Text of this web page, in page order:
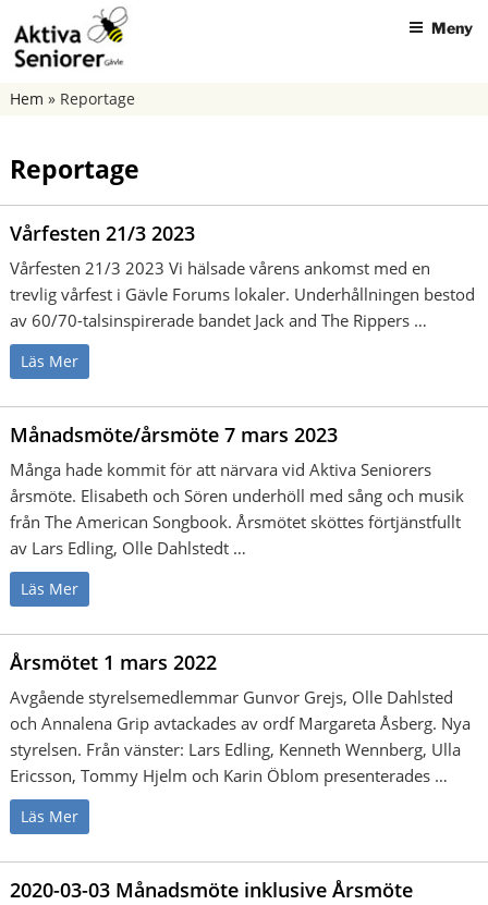
till
innehåll
AKTIVA SENIORER GÄVLE
Meny
Hem » Reportage
Reportage
Vårfesten 21/3 2023
Vårfesten 21/3 2023 Vi hälsade vårens ankomst med en
trevlig vårfest i Gävle Forums lokaler. Underhållningen bestod
av 60/70-talsinspirerade bandet Jack and The Rippers …
Läs Mer
Månadsmöte/årsmöte 7 mars 2023
Många hade kommit för att närvara vid Aktiva Seniorers
årsmöte. Elisabeth och Sören underhöll med sång och musik
från The American Songbook. Årsmötet sköttes förtjänstfullt
av Lars Edling, Olle Dahlstedt …
Läs Mer
Årsmötet 1 mars 2022
Avgående styrelsemedlemmar Gunvor Grejs, Olle Dahlsted
och Annalena Grip avtackades av ordf Margareta Åsberg. Nya
styrelsen. Från vänster: Lars Edling, Kenneth Wennberg, Ulla
Ericsson, Tommy Hjelm och Karin Öblom presenterades …
Läs Mer
2020-03-03 Månadsmöte inklusive Årsmöte